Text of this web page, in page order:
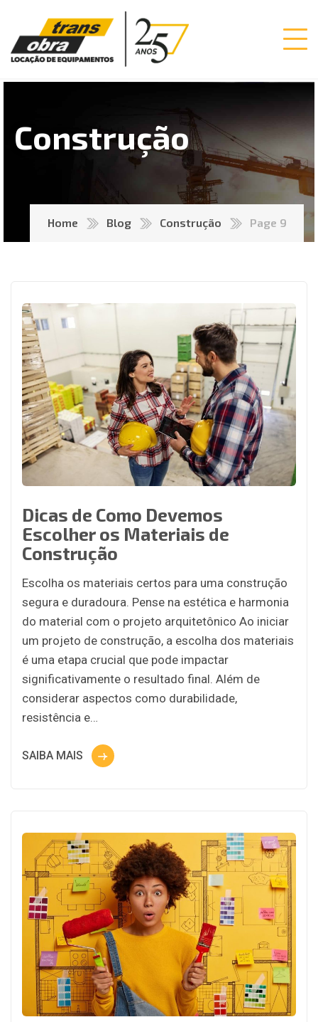
Construção
Home Blog Construção Page 9
Dicas de Como Devemos
Escolher os Materiais de
Construção
Escolha os materiais certos para uma construção
segura e duradoura. Pense na estética e harmonia
do material com o projeto arquitetônico Ao iniciar
um projeto de construção, a escolha dos materiais
é uma etapa crucial que pode impactar
significativamente o resultado final. Além de
considerar aspectos como durabilidade,
resistência e…
SAIBA MAIS